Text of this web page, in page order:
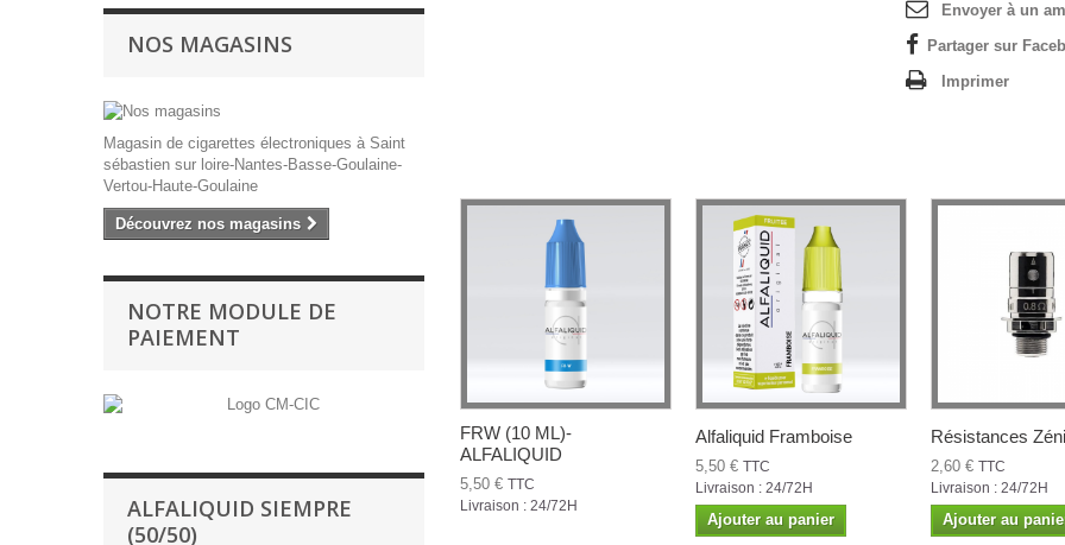
NOS MAGASINS
Magasin de cigarettes électroniques à Saint
sébastien sur loire-Nantes-Basse-Goulaine-
Vertou-Haute-Goulaine
Découvrez nos magasins
NOTRE MODULE DE
PAIEMENT
ALFALIQUID SIEMPRE
(50/50)
Envoyer à un
Partager sur
Imprimer
FRW (10 ML)-
ALFALIQUID
5,50 € TTC
Livraison : 24/72H
Alfaliquid Framboise
5,50 € TTC
Livraison : 24/72H
Ajouter au panier
Résistances
2,60 € TTC
Livraison : 24/72H
Ajouter au